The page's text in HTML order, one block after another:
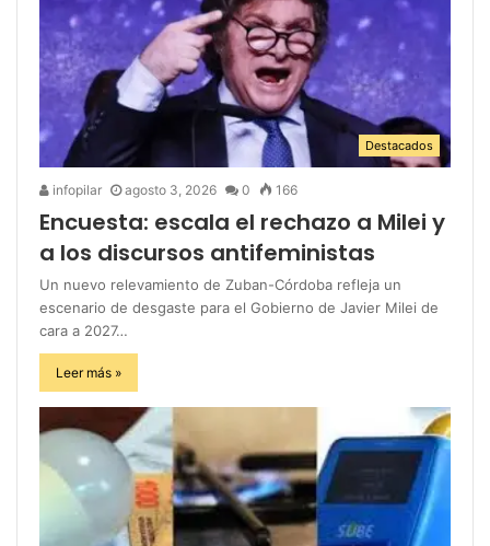
Destacados
infopilar agosto 3, 2026 0 166
Encuesta: escala el rechazo a Milei y
a los discursos antifeministas
Un nuevo relevamiento de Zuban-Córdoba refleja un
escenario de desgaste para el Gobierno de Javier Milei de
cara a 2027…
Leer más »